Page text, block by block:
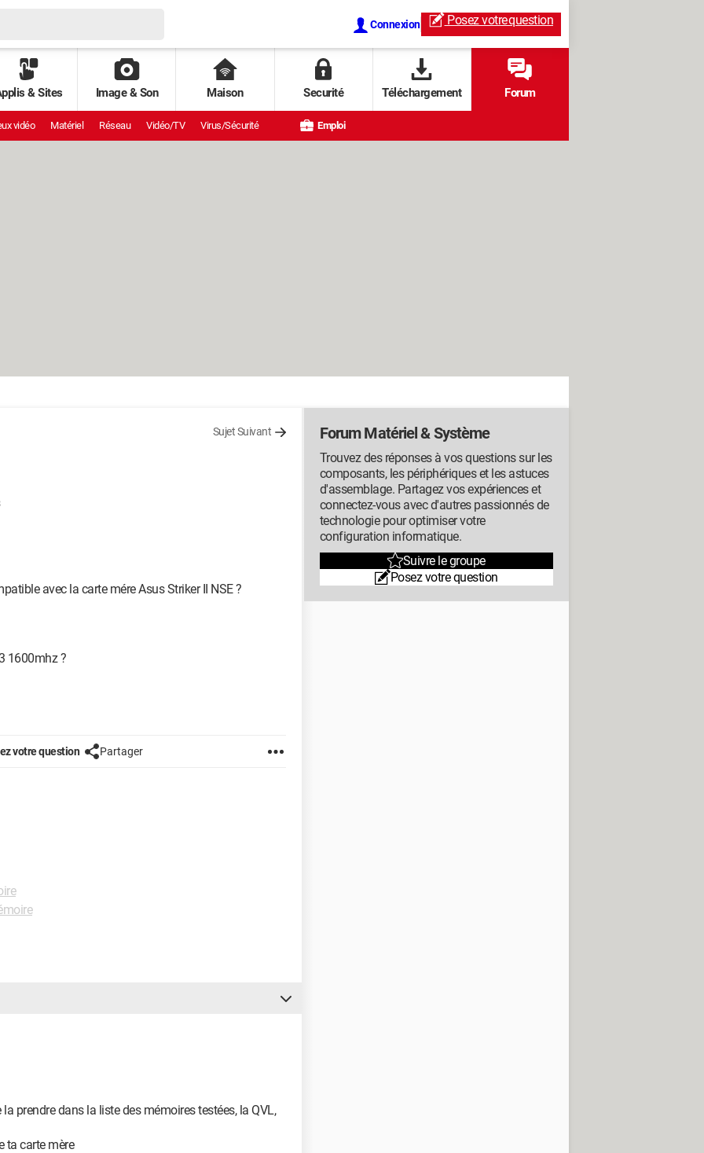
Connexion Posez votrequestion
& Sites Image & Son Maison Securité Téléchargement Forum
vidéo Matériel Réseau Vidéo/TV Virus/Sécurité Emploi
Sujet Suivant
avec la carte mére Asus Striker II NSE ?
1600mhz ?
votre question Partager
prendre dans la liste des mémoires testées, la QVL,
ta carte mère
Forum Matériel & Système
Trouvez des réponses à vos questions sur les
composants, les périphériques et les astuces
d'assemblage. Partagez vos expériences et
connectez-vous avec d'autres passionnés de
technologie pour optimiser votre
configuration informatique.
Suivre le groupe
Posez votre question